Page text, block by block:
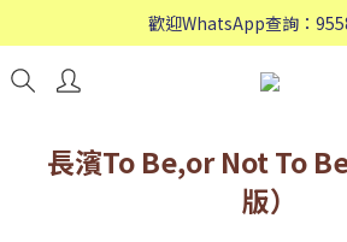
歡迎WhatsApp查詢：
歡迎WhatsApp查詢：
會員專享: 購物滿$800, 免
長濱To Be,or Not To
版）